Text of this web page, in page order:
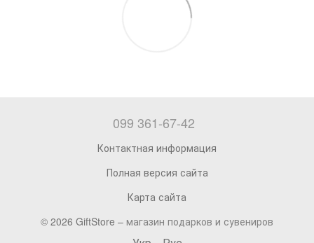
099 361-67-42
Контактная информация
Полная версия сайта
Карта сайта
© 2026 GiftStore – магазин подарков и сувениров